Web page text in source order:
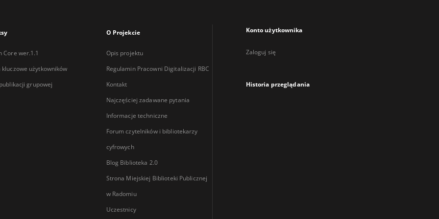
Core wer.1.1
kluczowe użytkowników
grupowej
O Projekcie
Opis projektu
Regulamin Pracowni Digitalizacji RBC
Kontakt
Najczęściej zadawane pytania
Informacje techniczne
Forum czytelników i bibliotekarzy
cyfrowych
Blog Biblioteka 2.0
Strona Miejskiej Biblioteki Publicznej
w Radomiu
Uczestnicy
Konto użytkownika
Zaloguj się
Historia przeglądania